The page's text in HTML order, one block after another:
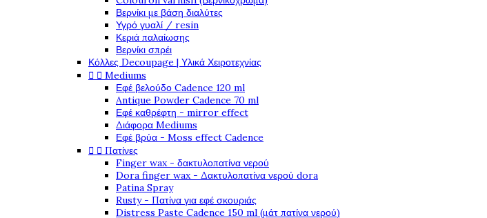
Βερνίκι με βάση διαλύτες
Υγρό γυαλί / resin
Κεριά παλαίωσης
Βερνίκι σπρέι
Κόλλες Decoupage | Υλικά Χειροτεχνίας
  Mediums
Εφέ βελούδο Cadence 120 ml
Antique Powder Cadence 70 ml
Εφέ καθρέφτη - mirror effect
Διάφορα Mediums
Εφέ βρύα - Moss effect Cadence
  Πατίνες
Finger wax - δακτυλοπατίνα νερού
Dora finger wax - Δακτυλοπατίνα νερού dora
Patina Spray
Rusty - Πατίνα για εφέ σκουριάς
Distress Paste Cadence 150 ml (μάτ πατίνα νερού)